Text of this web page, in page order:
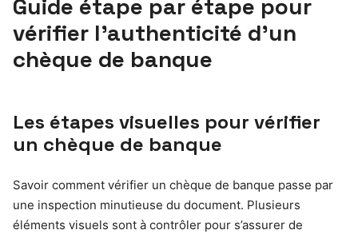
Guide étape par étape pour
vérifier l’authenticité d’un
chèque de banque
Les étapes visuelles pour vérifier
un chèque de banque
Savoir comment vérifier un chèque de banque passe par
une inspection minutieuse du document. Plusieurs
éléments visuels sont à contrôler pour s’assurer de